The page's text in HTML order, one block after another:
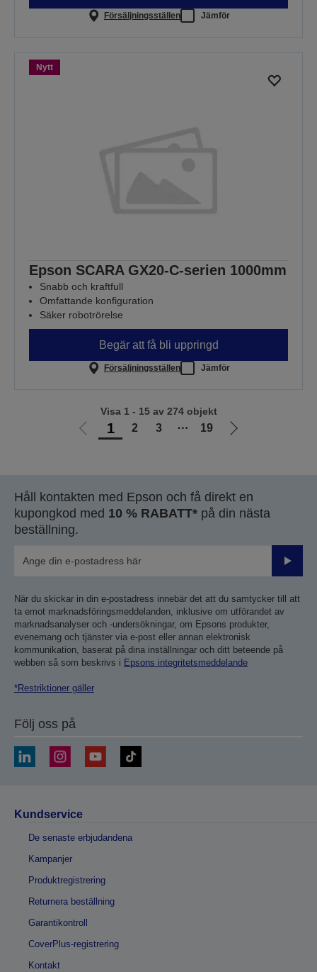
Försäljningsställen Jämför
Nytt
Epson SCARA GX20-C-serien 1000mm
Snabb och kraftfull
Omfattande konfiguration
Säker robotrörelse
Begär att få bli uppringd
Försäljningsställen Jämför
Gå
1 2 3 ⋯ 19
Gå
Visa 1 - 15 av 274 objekt
Håll kontakten med Epson och få direkt en
kupongkod med 10 % RABATT* på din nästa
beställning.
Skicka
När du skickar in din e-postadress innebär det att du samtycker till att
ta emot marknadsföringsmeddelanden, inklusive om utförandet av
marknadsanalyser och -undersökningar, om Epsons produkter,
evenemang och tjänster via e-post eller annan elektronisk
kommunikation, baserat på dina inställningar och ditt beteende på
webben så som beskrivs i Epsons integritetsmeddelande
*Restriktioner gäller
Följ oss på
Kundservice
De senaste erbjudandena
Kampanjer
Produktregistrering
Returnera beställning
Garantikontroll
CoverPlus-registrering
Kontakt